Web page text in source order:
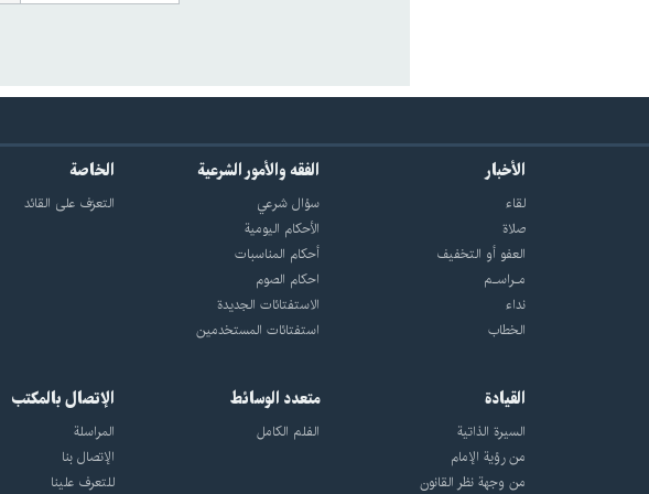
الأخبار
لقاء
صلاة
العفو أو التخفيف
مـراسـم
نداء
الخطاب
الفقه والأمور الشرعية
سؤال شرعي
الأحکام الیومیة
أحکام المناسبات
احکام الصوم
الاستفتائات الجدیدة
استفتائات المستخدمین
الخاصة
التعرّف على القائد
القيادة
السيرة الذاتية
من رؤية الإمام
من وجهة نظر القانون
متعدد الوسائط
الفلم الكامل
الإتصال بالمكتب
المراسلة
الإتصال بنا
للتعرف علينا